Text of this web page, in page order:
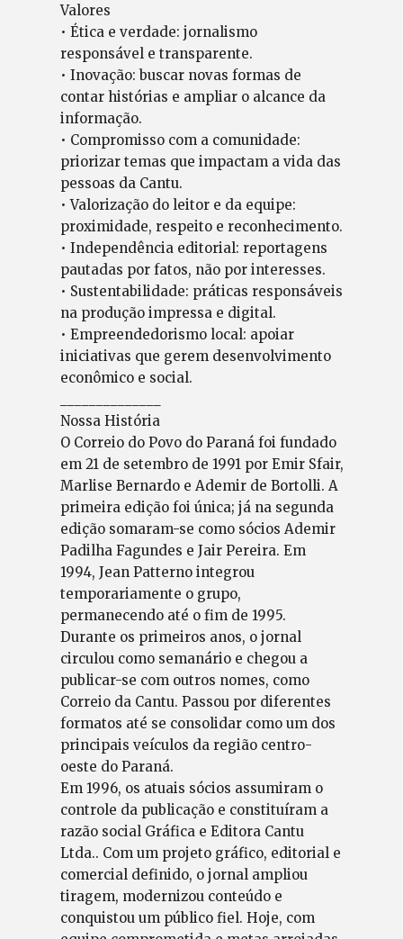
Valores
• Ética e verdade: jornalismo
responsável e transparente.
• Inovação: buscar novas formas de
contar histórias e ampliar o alcance da
informação.
• Compromisso com a comunidade:
priorizar temas que impactam a vida das
pessoas da Cantu.
• Valorização do leitor e da equipe:
proximidade, respeito e reconhecimento.
• Independência editorial: reportagens
pautadas por fatos, não por interesses.
• Sustentabilidade: práticas responsáveis
na produção impressa e digital.
• Empreendedorismo local: apoiar
iniciativas que gerem desenvolvimento
econômico e social.
Nossa História
O Correio do Povo do Paraná foi fundado
em 21 de setembro de 1991 por Emir Sfair,
Marlise Bernardo e Ademir de Bortolli. A
primeira edição foi única; já na segunda
edição somaram-se como sócios Ademir
Padilha Fagundes e Jair Pereira. Em
1994, Jean Patterno integrou
temporariamente o grupo,
permanecendo até o fim de 1995.
Durante os primeiros anos, o jornal
circulou como semanário e chegou a
publicar-se com outros nomes, como
Correio da Cantu. Passou por diferentes
formatos até se consolidar como um dos
principais veículos da região centro-
oeste do Paraná.
Em 1996, os atuais sócios assumiram o
controle da publicação e constituíram a
razão social Gráfica e Editora Cantu
Ltda.. Com um projeto gráfico, editorial e
comercial definido, o jornal ampliou
tiragem, modernizou conteúdo e
conquistou um público fiel. Hoje, com